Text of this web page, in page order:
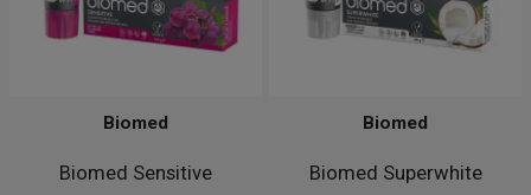
Biomed Sensitive
Biomed
Biomed Superwhite
Biomed